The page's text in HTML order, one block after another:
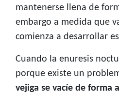
mantenerse llena de
embargo a medida que
comienza a desarrollar
Cuando la enuresis
porque existe un
vejiga se vacíe de forma